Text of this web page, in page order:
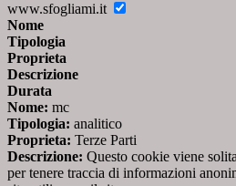
www.sfogliami.it
Nome
Tipologia
Proprieta
Descrizione
Durata
Nome: mc
Tipologia: analitico
Proprieta: Terze Parti
Descrizione: Questo cookie viene
per tenere traccia di informazioni